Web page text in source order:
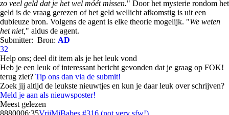
zo veel geld dat je het wel móét missen." Door het mysterie rondom het
geld is de vraag gerezen of het geld wellicht afkomstig is uit een
dubieuze bron. Volgens de agent is elke theorie mogelijk. "We weten
het niet, " aldus de agent.
Submitter: Bron: AD
32
Help ons; deel dit item als je het leuk vond
Heb je een leuk of interessant bericht gevonden dat je graag op FOK!
terug ziet? Tip ons dan via de submit!
Zoek jij altijd de leukste nieuwtjes en kun je daar leuk over schrijven?
Meld je aan als nieuwsposter!
Meest gelezen
8880006:35VrijMiBabes #316 (not very sfw!)